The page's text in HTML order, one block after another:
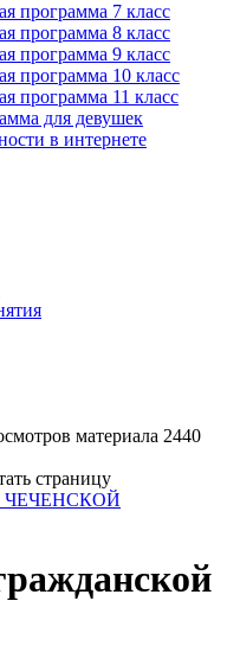
программа 7 класс
программа 8 класс
программа 9 класс
программа 10 класс
программа 11 класс
для девушек
в интернете
2440